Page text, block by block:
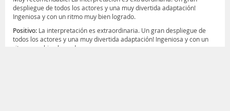
despliegue de todos los actores y una muy divertida adaptación!
Ingeniosa y con un ritmo muy bien logrado.
Positivo: La interpretación es extraordinaria. Un gran despliegue de
todos los actores y una muy divertida adaptación! Ingeniosa y con un
ritmo muy bien logrado.